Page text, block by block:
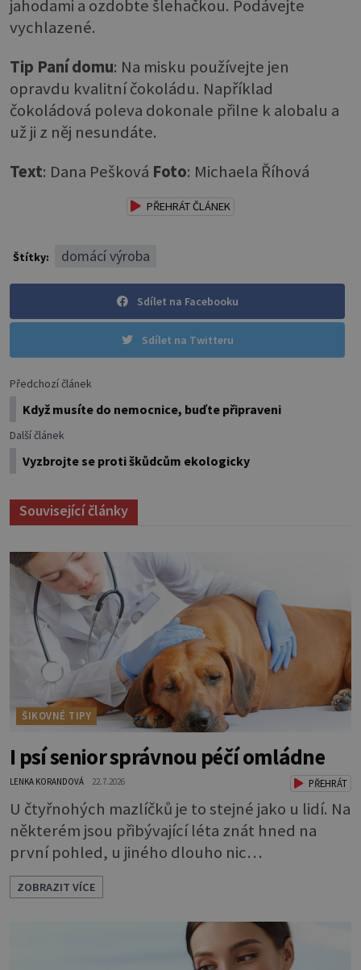
jahodami a ozdobte šlehačkou. Podávejte
vychlazené.
Tip Paní domu: Na misku používejte jen
opravdu kvalitní čokoládu. Například
čokoládová poleva dokonale přilne k alobalu a
už ji z něj nesundáte.
Text: Dana Pešková Foto: Michaela Říhová
PŘEHRÁT ČLÁNEK
Štítky: domácí výroba
Sdílet na Facebooku
Sdílet na Twitteru
Předchozí článek
Když musíte do nemocnice, buďte připraveni
Další článek
Vyzbrojte se proti škůdcům ekologicky
Související články
ŠIKOVNÉ TIPY
I psí senior správnou péčí omládne
LENKA KORANDOVÁ 22.7.2026 PŘEHRÁT
U čtyřnohých mazlíčků je to stejné jako u lidí. Na
některém jsou přibývající léta znát hned na
první pohled, u jiného dlouho nic
nezaznamenáte. Přesto byste si měli staršího
psa více všímat, aby vám neunikly důležité
signály, že něco není v pořádku. Včasná péče
mu může prodloužit i zkvalitnit život. Hůře
ZOBRAZIT VÍCE